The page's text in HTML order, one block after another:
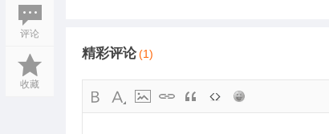
评论
收藏
精彩评论(1)